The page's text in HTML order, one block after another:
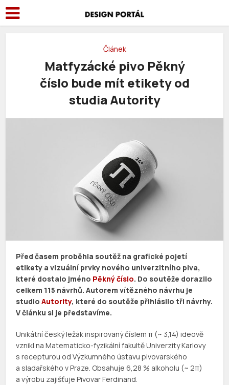
Článek
Matfyzácké pivo Pěkný
číslo bude mít etikety od
studia Autority
Před časem proběhla soutěž na grafické pojetí
etikety a vizuální prvky nového univerzitního piva,
které dostalo jméno Pěkný číslo. Do soutěže dorazilo
celkem 115 návrhů. Autorem vítězného návrhu je
studioAutority, které do soutěže přihlásilo tři návrhy.
V článku si je představíme.
Unikátní český ležák inspirovaný číslem π (~ 3,14) ideově
vznikl na Matematicko-fyzikální fakultě Univerzity Karlovy
s recepturou od Výzkumného ústavu pivovarského
a sladařského v Praze. Obsahuje 6,28 % alkoholu (~ 2π)
a výrobu zajišťuje Pivovar Ferdinand.